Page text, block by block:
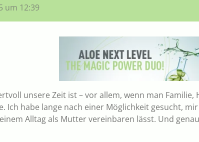
um 12:39
unsere Zeit ist – vor allem, wenn man
Ich habe lange nach einer Möglichkeit gesucht,
Alltag als Mutter vereinbaren lässt. Und